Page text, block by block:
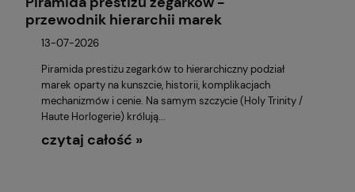
przewodnik hierarchii marek
13-07-2026
Piramida prestiżu zegarków to hierarchiczny podział
marek oparty na kunszcie, historii, komplikacjach
mechanizmów i cenie. Na samym szczycie (Holy Trinity /
Haute Horlogerie) królują...
czytaj całość »